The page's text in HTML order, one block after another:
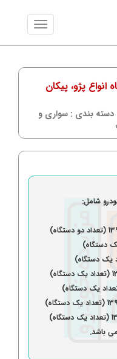
پژو، پیکان
دسته بندی : سواری و
شامل:
باشد.